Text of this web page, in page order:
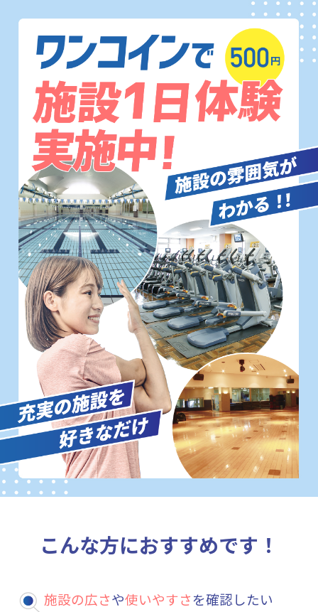
こんな方におすすめです！
施設の広さや使いやすさを確認したい